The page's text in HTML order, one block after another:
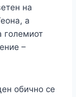
на
а
големиот
–
обично се